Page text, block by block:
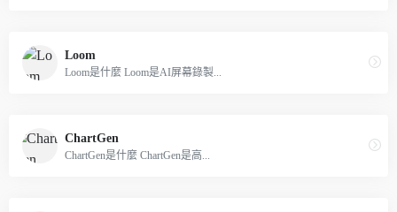
Loom
Loom是什麼 Loom是AI屏幕錄製...
ChartGen
ChartGen是什麼 ChartGen是高...